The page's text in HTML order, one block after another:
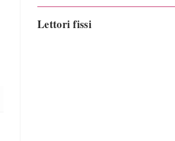
Lettori fissi